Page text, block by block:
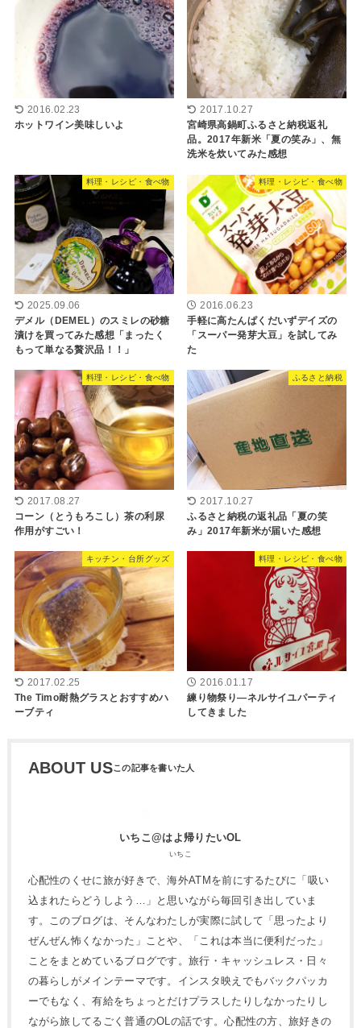
2016.02.23
ホットワイン美味しいよ
2017.10.27
宮崎県高鍋町ふるさと納税返礼
品。2017年新米「夏の笑み」、無
洗米を炊いてみた感想
料理・レシピ・食べ物
2025.09.06
デメル（DEMEL）のスミレの砂糖
漬けを買ってみた感想「まったく
もって単なる贅沢品！！」
料理・レシピ・食べ物
2016.06.23
手軽に高たんぱくだいずデイズの
「スーパー発芽大豆」を試してみ
た
料理・レシピ・食べ物
2017.08.27
コーン（とうもろこし）茶の利尿
作用がすごい！
ふるさと納税
2017.10.27
ふるさと納税の返礼品「夏の笑
み」2017年新米が届いた感想
キッチン・台所グッズ
2017.02.25
The Timo耐熱グラスとおすすめハ
ーブティ
料理・レシピ・食べ物
2016.01.17
練り物祭り―ネルサイユパーティ
してきました
ABOUT US
いちこ@はよ帰りたいOL
いちこ
心配性のくせに旅が好きで、海外ATMを前にするたびに「吸い
込まれたらどうしよう…」と思いながら毎回引き出していま
す。このブログは、そんなわたしが実際に試して「思ったより
ぜんぜん怖くなかった」ことや、「これは本当に便利だった」
ことをまとめているブログです。旅行・キャッシュレス・日々
の暮らしがメインテーマです。インスタ映えでもバックパッカ
ーでもなく、有給をちょっとだけプラスしたりしなかったりし
ながら旅してるごく普通のOLの話です。心配性の方、旅好きの